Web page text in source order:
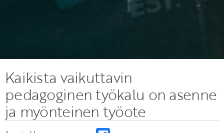
Kaikista vaikuttavin
pedagoginen työkalu on asenne
ja myönteinen työote